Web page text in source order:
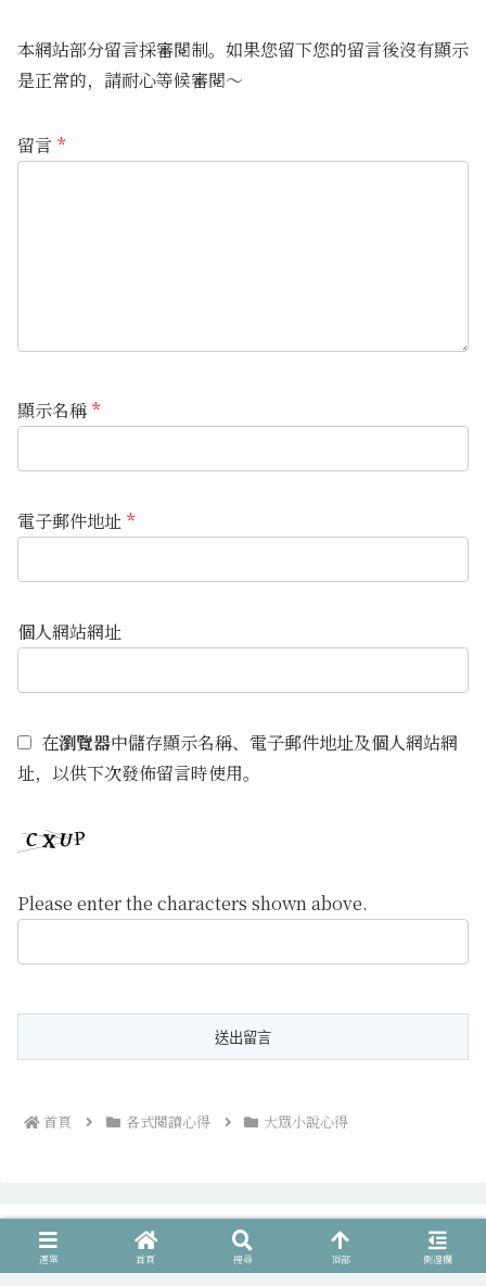
本網站部分留言採審閱制。如果您留下您的留言後沒有顯示
是正常的，請耐心等候審閱～
留言 *
顯示名稱 *
電子郵件地址 *
個人網站網址
在瀏覽器中儲存顯示名稱、電子郵件地址及個人網站網
址，以供下次發佈留言時使用。
Please enter the characters shown above.
首頁 各式閱讀心得 大眾小說心得
荒野的彼方
選單 首頁 搜尋 頂部 側邊欄